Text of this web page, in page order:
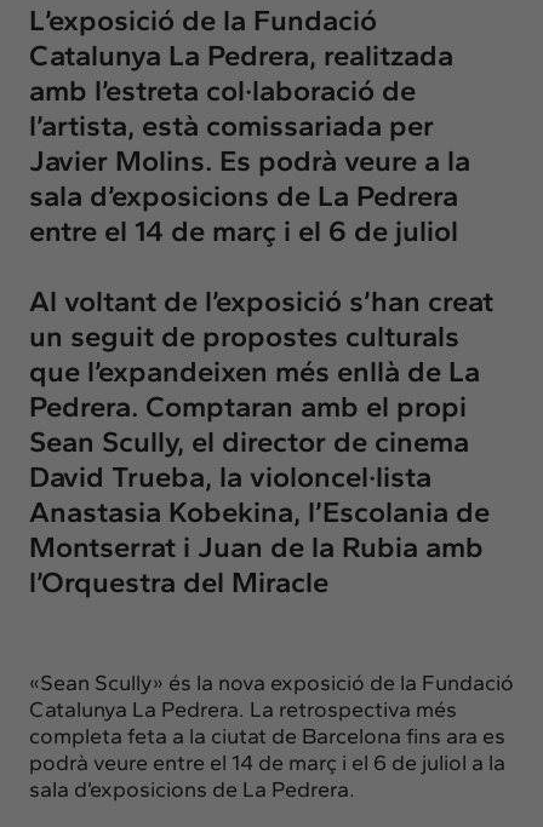
L’exposició de la Fundació
Catalunya La Pedrera, realitzada
amb l’estreta col·laboració de
l’artista, està comissariada per
Javier Molins. Es podrà veure a la
sala d’exposicions de La Pedrera
entre el 14 de març i el 6 de juliol
Al voltant de l’exposició s’han creat
un seguit de propostes culturals
que l’expandeixen més enllà de La
Pedrera. Comptaran amb el propi
Sean Scully, el director de cinema
David Trueba, la violoncel·lista
Anastasia Kobekina, l’Escolania de
Montserrat i Juan de la Rubia amb
l’Orquestra del Miracle
«Sean Scully» és la nova exposició de la Fundació
Catalunya La Pedrera. La retrospectiva més
completa feta a la ciutat de Barcelona fins ara es
podrà veure entre el 14 de març i el 6 de juliol a la
sala d’exposicions de La Pedrera.